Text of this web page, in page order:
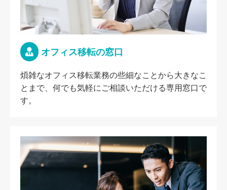
オフィス移転の窓口
煩雑なオフィス移転業務の些細なことから大きなこ
とまで、何でも気軽にご相談いただける専用窓口で
す。